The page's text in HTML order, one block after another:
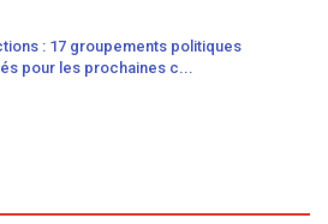
: 17 groupements politiques
pour les prochaines c...